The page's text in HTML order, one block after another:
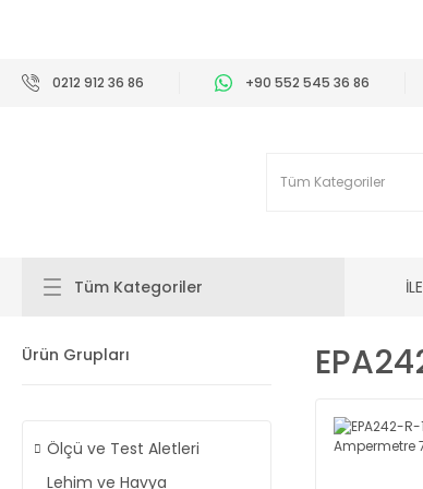
0212 912 36 86 +90 552 545 36 86
Tüm Kategoriler
Ürün Grupları
Ölçü ve Test Aletleri
Lehim ve Havya